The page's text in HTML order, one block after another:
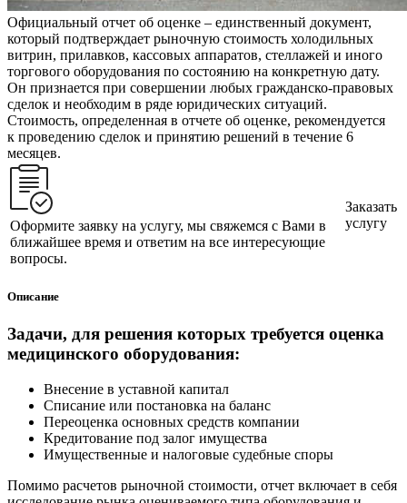
Официальный отчет об оценке – единственный документ,
который подтверждает рыночную стоимость холодильных
витрин, прилавков, кассовых аппаратов, стеллажей и иного
торгового оборудования по состоянию на конкретную дату.
Он признается при совершении любых гражданско-правовых
сделок и необходим в ряде юридических ситуаций.
Стоимость, определенная в отчете об оценке, рекомендуется
к проведению сделок и принятию решений в течение 6
месяцев.
Оформите заявку на услугу, мы свяжемся с Вами в
ближайшее время и ответим на все интересующие
вопросы.
Заказать
услугу
Описание
Задачи, для решения которых требуется оценка
медицинского оборудования:
Внесение в уставной капитал
Списание или постановка на баланс
Переоценка основных средств компании
Кредитование под залог имущества
Имущественные и налоговые судебные споры
Помимо расчетов рыночной стоимости, отчет включает в себя